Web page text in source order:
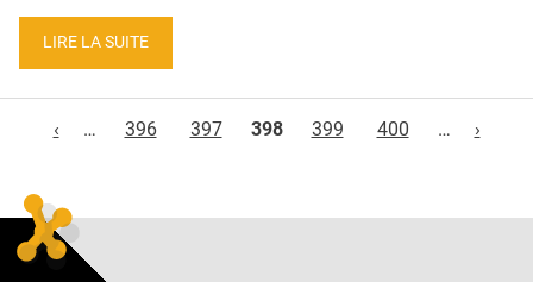
LIRE LA SUITE
‹
… 396 397 398 399 400 … ›